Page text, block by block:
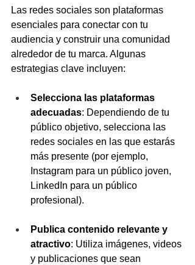
Las redes sociales son plataformas
esenciales para conectar con tu
audiencia y construir una comunidad
alrededor de tu marca. Algunas
estrategias clave incluyen:
Selecciona las plataformas
adecuadas: Dependiendo de tu
público objetivo, selecciona las
redes sociales en las que estarás
más presente (por ejemplo,
Instagram para un público joven,
LinkedIn para un público
profesional).
Publica contenido relevante y
atractivo: Utiliza imágenes, videos
y publicaciones que sean